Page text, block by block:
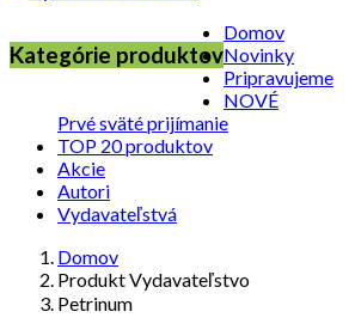
Kategórie produktov
Domov
Novinky
Pripravujeme
NOVÉ
Prvé sväté prijímanie
TOP 20 produktov
Akcie
Autori
Vydavateľstvá
Domov
Produkt Vydavateľstvo
Petrinum